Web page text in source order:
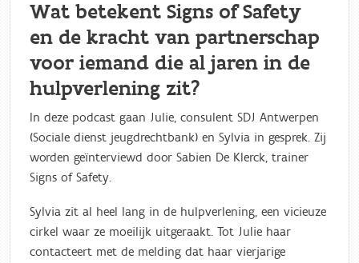
Wat betekent Signs of Safety
en de kracht van partnerschap
voor iemand die al jaren in de
hulpverlening zit?
In deze podcast gaan Julie, consulent SDJ Antwerpen
(Sociale dienst jeugdrechtbank) en Sylvia in gesprek. Zij
worden geïnterviewd door Sabien De Klerck, trainer
Signs of Safety.
Sylvia zit al heel lang in de hulpverlening, een vicieuze
cirkel waar ze moeilijk uitgeraakt. Tot Julie haar
contacteert met de melding dat haar vierjarige